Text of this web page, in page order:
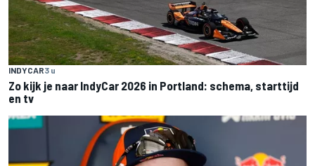
INDYCAR3 u
Zo kijk je naar IndyCar 2026 in Portland: schema, starttijd
en tv